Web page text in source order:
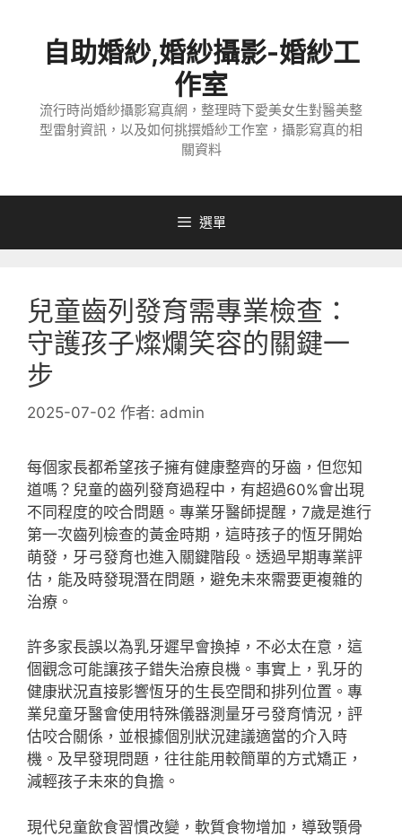
自助婚紗,婚紗攝影-婚紗工
作室
流行時尚婚紗攝影寫真網，整理時下愛美女生對醫美整
型雷射資訊，以及如何挑撰婚紗工作室，攝影寫真的相
關資料
選單
兒童齒列發育需專業檢查：
守護孩子燦爛笑容的關鍵一
步
2025-07-02 作者: admin
每個家長都希望孩子擁有健康整齊的牙齒，但您知
道嗎？兒童的齒列發育過程中，有超過60%會出現
不同程度的咬合問題。專業牙醫師提醒，7歲是進行
第一次齒列檢查的黃金時期，這時孩子的恆牙開始
萌發，牙弓發育也進入關鍵階段。透過早期專業評
估，能及時發現潛在問題，避免未來需要更複雜的
治療。
許多家長誤以為乳牙遲早會換掉，不必太在意，這
個觀念可能讓孩子錯失治療良機。事實上，乳牙的
健康狀況直接影響恆牙的生長空間和排列位置。專
業兒童牙醫會使用特殊儀器測量牙弓發育情況，評
估咬合關係，並根據個別狀況建議適當的介入時
機。及早發現問題，往往能用較簡單的方式矯正，
減輕孩子未來的負擔。
現代兒童飲食習慣改變，軟質食物增加，導致顎骨